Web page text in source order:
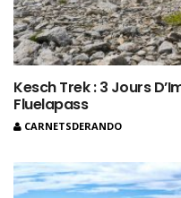
Kesch Trek : 3 Jours
Fluelapass
CARNETSDERANDO